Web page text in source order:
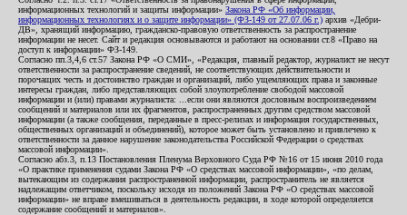
информационных технологий и защиты информации» Закона РФ «Об информации,
информационных технологиях и о защите информации» (ФЗ-149 от 27.07.06 г.) архив «Дебри-
ДВ», хранящий информацию, гражданско-правовую ответственность за распространение
информации не несет. Сайт и редакция основываются и работают на основании ст.8 «Право на
доступ к информации» ФЗ-149.
Согласно пп.3,4,6 ст.57 Закона РФ «О СМИ», «Редакция, главный редактор, журналист не несут
ответственности за распространение сведений, не соответствующих действительности и
порочащих честь и достоинство граждан и организаций, либо ущемляющих права и законные
интересы граждан, либо представляющих собой злоупотребление свободой массовой
информации и (или) правами журналиста: ...если они являются дословным воспроизведением
сообщений и материалов или их фрагментов, распространенных другим средством массовой
информации (а также сообщения, переданные в пресс-релизах и информация государственных,
общественных организаций и объединений), которое может быть установлено и привлечено к
ответственности за данное нарушение законодательства Российской Федерации о средствах
массовой информации».
Согласно абз.3, п.13 Постановления Пленума Верховного Суда РФ №16 от 15 июня 2010 года
«О практике применения судами Закона РФ «О средствах массовой информации», «по делам,
вытекающим из содержания распространенной информации, распространитель не является
надлежащим ответчиком, поскольку исходя из положений Закона РФ «О средствах массовой
информации» не вправе вмешиваться в деятельность редакции, в ходе которой определяется
содержание сообщений и материалов».